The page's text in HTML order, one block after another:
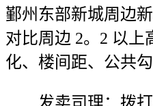
鄞州东部新城周边
对比周边 2。2 以上
化、楼间距、公共